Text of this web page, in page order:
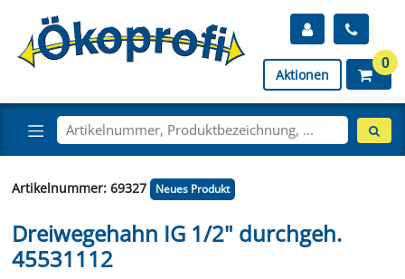
Aktionen
0
Artikelnummer: 69327 Neues Produkt
Dreiwegehahn IG 1/2" durchgeh.
45531112